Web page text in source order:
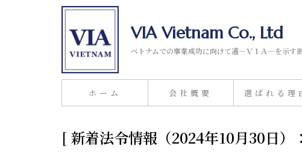
VIA Vietnam Co., Ltd
ベトナムでの事業成功に向けて道－ＶＩＡ－を示す
ホーム 会社概要 選ばれる理
[ 新着法令情報（2024年10月30日